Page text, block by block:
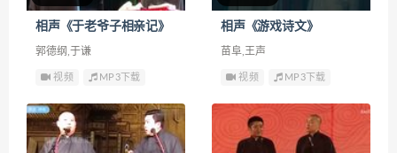
相声《于老爷子相亲记》
郭德纲,于谦
视频 MP3下载
相声《游戏诗文》
苗阜,王声
视频 MP3下载